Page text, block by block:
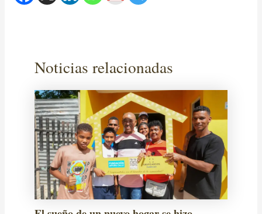
Noticias relacionadas